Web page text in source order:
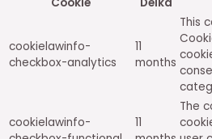
cookielawinfo-
checkbox-analytics
11
months
This
cookielawinfo-
11
The